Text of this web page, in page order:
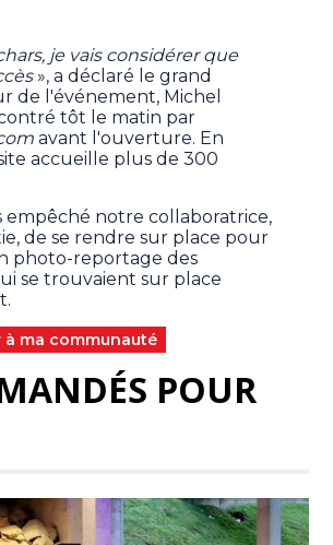
je vais considérer que
», a déclaré le grand
de l'événement, Michel
tôt le matin par
avant l'ouverture. En
accueille plus de 300
empêché notre collaboratrice,
de se rendre sur place pour
photo-reportage des
se trouvaient sur place
à ma communauté
POUR